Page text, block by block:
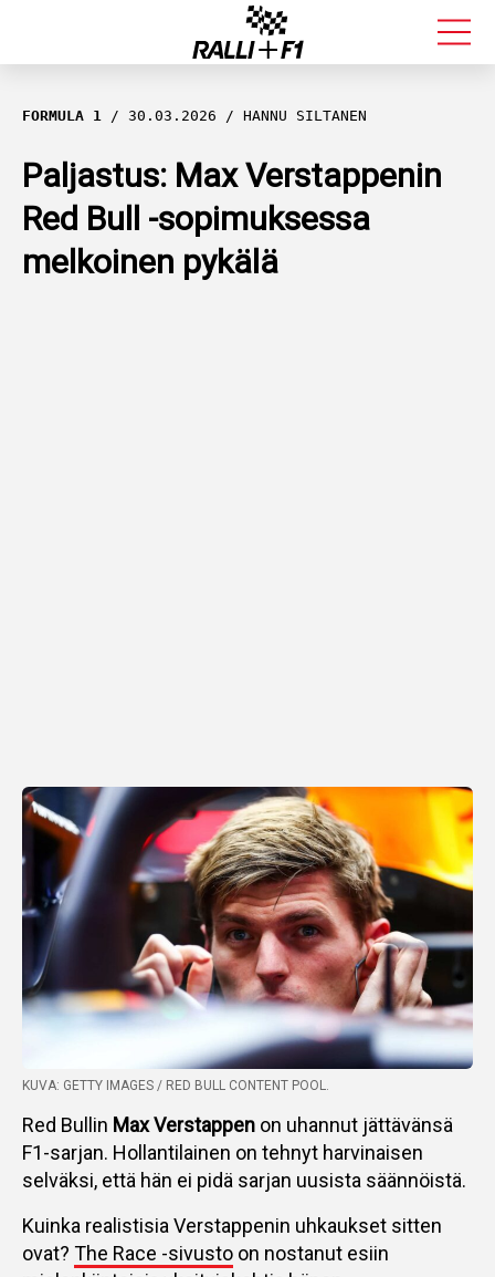
FORMULA 1
RALLI
KALLE ROVANPERÄ
VALTTERI BOTTAS
FORMULA 1 30.03.2026 HANNU SILTANEN
Paljastus: Max Verstappenin
Red Bull -sopimuksessa
melkoinen pykälä
KUVA: GETTY IMAGES / RED BULL CONTENT POOL.
Red Bullin Max Verstappen on uhannut jättävänsä
F1-sarjan. Hollantilainen on tehnyt harvinaisen
selväksi, että hän ei pidä sarjan uusista säännöistä.
Kuinka realistisia Verstappenin uhkaukset sitten
ovat? The Race -sivusto on nostanut esiin